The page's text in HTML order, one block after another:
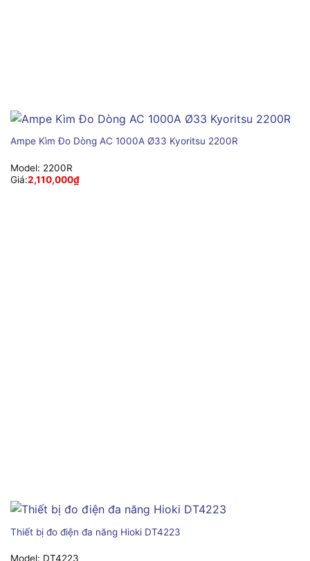
Ampe Kìm Đo Dòng AC 1000A Ø33 Kyoritsu 2200R
Model: 2200R
Giá:2,110,000₫
Thiết bị đo điện đa năng Hioki DT4223
Model: DT4223